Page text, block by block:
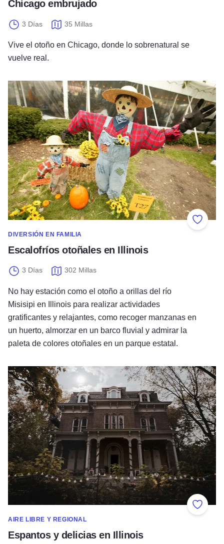
Chicago embrujado
3 Días 35 Millas
Vive el otoño en Chicago, donde lo sobrenatural se
vuelve real.
Añadir
DIVERSIÓN EN FAMILIA
Escalofríos otoñales en Illinois
3 Días 302 Millas
No hay estación como el otoño a orillas del río
Misisipi en Illinois para realizar actividades
gratificantes y relajantes, como recoger manzanas en
un huerto, almorzar en un barco fluvial y admirar la
paleta de colores otoñales en un parque estatal.
Escalofríos otoñales en Illinois
Añadir
AIRE LIBRE Y REGIONAL
Espantos y delicias en Illinois
Espantos y delicias en Illinois